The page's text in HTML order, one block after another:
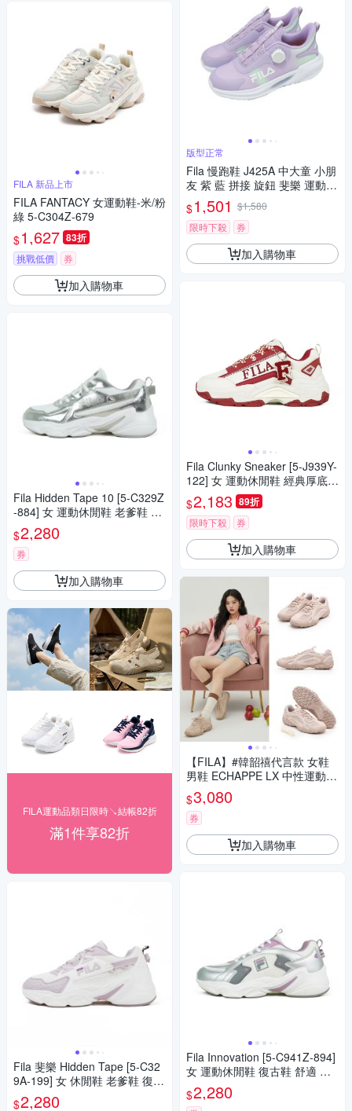
FILA 新品上市
FILA FANTACY 女運動鞋-米/粉
綠 5-C304Z-679
$1,627 83折
挑戰低價 券
加入購物車
Fila Hidden Tape 10 [5-C329Z
-884] 女 運動休閒鞋 老爹鞋 復
古鞋 舒適 白銀
$2,280
券
加入購物車
FILA運動品類日限時↘結帳82折
滿1件享82折
Fila 斐樂 Hidden Tape [5-C32
9A-199] 女 休閒鞋 老爹鞋 復古
厚底 流行 白 紫
$2,280
版型正常
Fila 慢跑鞋 J425A 中大童 小朋
友 紫 藍 拼接 旋鈕 斐樂 運動鞋
2J425A961
$1,501 $1,580
限時下殺
券
加入購物車
Fila Clunky Sneaker [5-J939Y-
122] 女 運動休閒鞋 經典厚底
老爹鞋 米白 紅
$2,183 89折
限時下殺 券
加入購物車
【FILA】#韓韶禧代言款 女鞋
男鞋 ECHAPPE LX 中性運動
鞋-粉 (4-C609A-661)
$3,080
券
加入購物車
Fila Innovation [5-C941Z-894]
女 運動休閒鞋 復古鞋 舒適 穿
搭 銀 藕粉
$2,280